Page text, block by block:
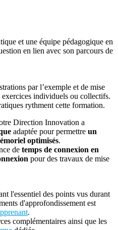
et une équipe pédagogique en
en lien avec son parcours de
par l’exemple et de mise
individuels ou collectifs.
rythment cette formation.
Direction Innovation a
adaptée pour permettre un
optimisés.
de temps de connexion en
pour des travaux de mise
l'essentiel des points vus durant
d'approfondissement est
.
complémentaires ainsi que les